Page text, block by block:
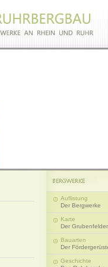
Auflistung
Der Bergwerke
Karte
Der Grubenfelder
Bauarten
Der
Geschichte